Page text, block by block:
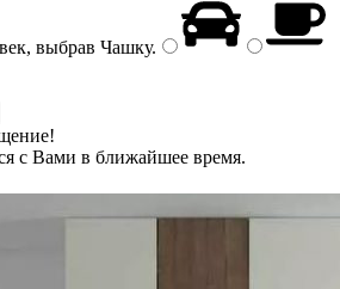
выбрав Чашку.
с Вами в ближайшее время.